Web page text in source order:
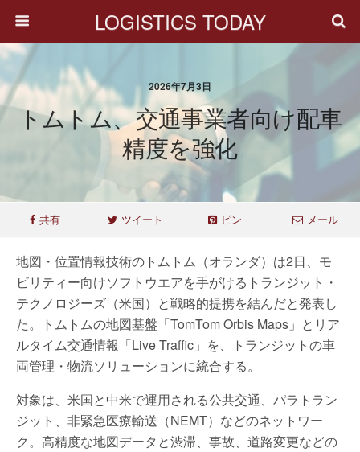
LOGISTICS TODAY
2026年7月3日
トムトム、交通事業者向け配車
精度を強化
共有 ツイート ピン メール
地図・位置情報技術のトムトム（オランダ）は2日、モ
ビリティー向けソフトウエアを手がけるトランジット・
テクノロジーズ（米国）と戦略的提携を結んだと発表し
た。トムトムの地図基盤「TomTom Orbis Maps」とリア
ルタイム交通情報「Live Traffic」を、トランジットの車
両管理・物流ソリューションに統合する。
対象は、米国と中米で運用される公共交通、パラトラン
ジット、非緊急医療輸送（NEMT）などのネットワー
ク。高精度な地図データと渋滞、事故、道路変更などの